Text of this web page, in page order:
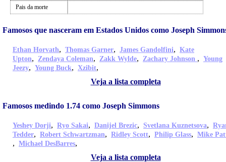
Pais da morte
Famosos que nasceram em Estados Unidos como Joseph
Ethan Horvath, Thomas Garner, James Gandolfini, Kate
Upton, Zendaya Coleman, Zakk Wylde, Zachary Johnson , Young
Jeezy, Young Buck, Xzibit,
Veja a lista completa
Famosos medindo 1.74 como Joseph Simmons
Yeshey Dorji, Ryo Sakai, Danijel Brezic, Svetlana Kuznetsova,
Tedder, Robert Schwartzman, Ridley Scott, Philip Glass, Mike
, Michael DesBarres,
Veja a lista completa